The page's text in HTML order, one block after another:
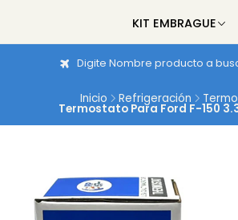
KIT EMBRAGUE
Digite Nombre producto a
Inicio Refrigeración
Termostato Para Ford F-150